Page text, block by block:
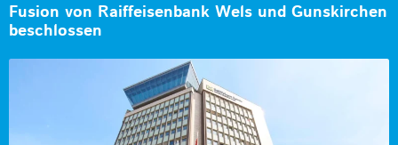
Fusion von Raiffeisenbank Wels und Gunskirchen
beschlossen